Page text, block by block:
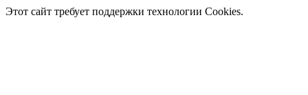
Этот сайт требует поддержки технологии Cookies.